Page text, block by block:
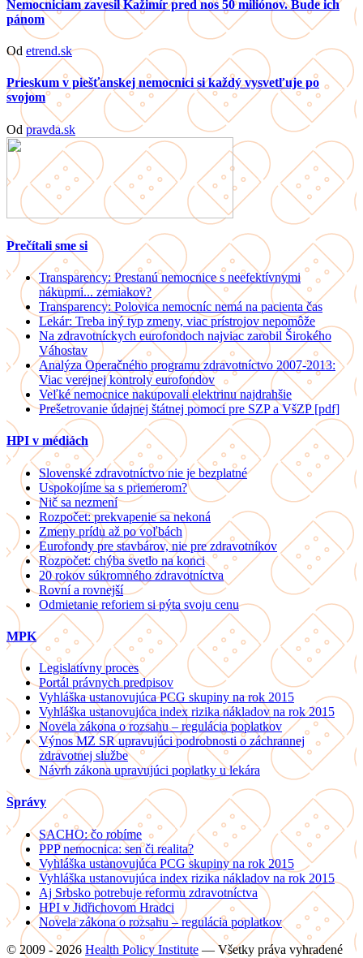
Nemocniciam zavesil Kažimír pred nos 50 miliónov. Bude ich
pánom
Od etrend.sk
Prieskum v piešťanskej nemocnici si každý vysvetľuje po
svojom
Od pravda.sk
Prečítali sme si
Transparency: Prestanú nemocnice s neefektívnymi
nákupmi... zemiakov?
Transparency: Polovica nemocníc nemá na pacienta čas
Lekár: Treba iný typ zmeny, viac prístrojov nepomôže
Na zdravotníckych eurofondoch najviac zarobil Širokého
Váhostav
Analýza Operačného programu zdravotníctvo 2007-2013:
Viac verejnej kontroly eurofondov
Veľké nemocnice nakupovali elektrinu najdrahšie
Prešetrovanie údajnej štátnej pomoci pre SZP a VšZP [pdf]
HPI v médiách
Slovenské zdravotníctvo nie je bezplatné
Uspokojíme sa s priemerom?
Nič sa nezmení
Rozpočet: prekvapenie sa nekoná
Zmeny prídu až po voľbách
Eurofondy pre stavbárov, nie pre zdravotníkov
Rozpočet: chýba svetlo na konci
20 rokov súkromného zdravotníctva
Rovní a rovnejší
Odmietanie reforiem si pýta svoju cenu
MPK
Legislatívny proces
Portál právnych predpisov
Vyhláška ustanovujúca PCG skupiny na rok 2015
Vyhláška ustanovujúca index rizika nákladov na rok 2015
Novela zákona o rozsahu – regulácia poplatkov
Výnos MZ SR upravujúci podrobnosti o záchrannej
zdravotnej službe
Návrh zákona upravujúci poplatky u lekára
Správy
SACHO: čo robíme
PPP nemocnica: sen či realita?
Vyhláška ustanovujúca PCG skupiny na rok 2015
Vyhláška ustanovujúca index rizika nákladov na rok 2015
Aj Srbsko potrebuje reformu zdravotníctva
HPI v Jidřichovom Hradci
Novela zákona o rozsahu – regulácia poplatkov
© 2009 - 2026 Health Policy Institute —Všetky práva vyhradené